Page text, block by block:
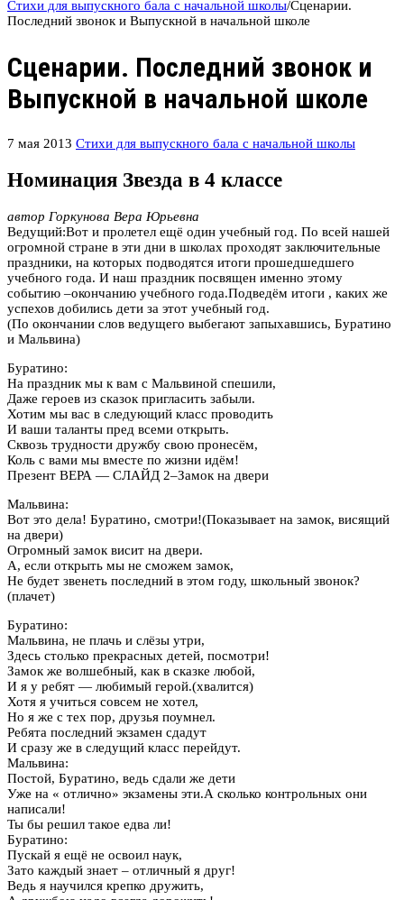
Стихи для выпускного бала с начальной школы/Сценарии.
Последний звонок и Выпускной в начальной школе
Сценарии. Последний звонок и
Выпускной в начальной школе
7 мая 2013 Стихи для выпускного бала с начальной школы
Номинация Звезда в 4 классе
автор Горкунова Вера Юрьевна
Ведущий:Вот и пролетел ещё один учебный год. По всей нашей
огромной стране в эти дни в школах проходят заключительные
праздники, на которых подводятся итоги прошедшедшего
учебного года. И наш праздник посвящен именно этому
событию –окончанию учебного года.Подведём итоги , каких же
успехов добились дети за этот учебный год.
(По окончании слов ведущего выбегают запыхавшись, Буратино
и Мальвина)
Буратино:
На праздник мы к вам с Мальвиной спешили,
Даже героев из сказок пригласить забыли.
Хотим мы вас в следующий класс проводить
И ваши таланты пред всеми открыть.
Сквозь трудности дружбу свою пронесём,
Коль с вами мы вместе по жизни идём!
Презент ВЕРА — СЛАЙД 2–Замок на двери
Мальвина:
Вот это дела! Буратино, смотри!(Показывает на замок, висящий
на двери)
Огромный замок висит на двери.
А, если открыть мы не сможем замок,
Не будет звенеть последний в этом году, школьный звонок?
(плачет)
Буратино:
Мальвина, не плачь и слёзы утри,
Здесь столько прекрасных детей, посмотри!
Замок же волшебный, как в сказке любой,
И я у ребят — любимый герой.(хвалится)
Хотя я учиться совсем не хотел,
Но я же с тех пор, друзья поумнел.
Ребята последний экзамен сдадут
И сразу же в следущий класс перейдут.
Мальвина:
Постой, Буратино, ведь сдали же дети
Уже на « отлично» экзамены эти.А сколько контрольных они
написали!
Ты бы решил такое едва ли!
Буратино:
Пускай я ещё не освоил наук,
Зато каждый знает – отличный я друг!
Ведь я научился крепко дружить,